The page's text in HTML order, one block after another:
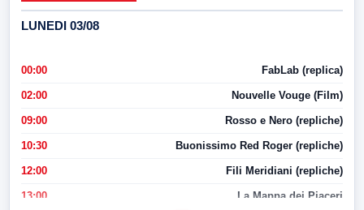
LUNEDI 03/08
00:00 FabLab (replica)
02:00 Nouvelle Vouge (Film)
09:00 Rosso e Nero (repliche)
10:30 Buonissimo Red Roger (repliche)
12:00 Fili Meridiani (repliche)
13:00 La Mappa dei Piaceri